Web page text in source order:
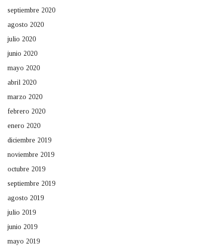
septiembre 2020
agosto 2020
julio 2020
junio 2020
mayo 2020
abril 2020
marzo 2020
febrero 2020
enero 2020
diciembre 2019
noviembre 2019
octubre 2019
septiembre 2019
agosto 2019
julio 2019
junio 2019
mayo 2019